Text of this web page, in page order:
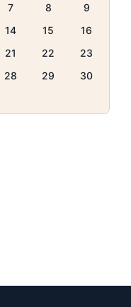
7 8
9
14 15
16
21 22
23
28 29
30